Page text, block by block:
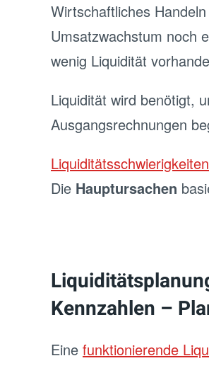
Wirtschaftliches
Umsatzwachstum noch
wenig Liquidität
Liquidität wird benötigt,
Ausgangsrechnungen
Liquiditätsschwierigkeiten
Die Hauptursachen
Kennzahlen –
Eine funktionierende